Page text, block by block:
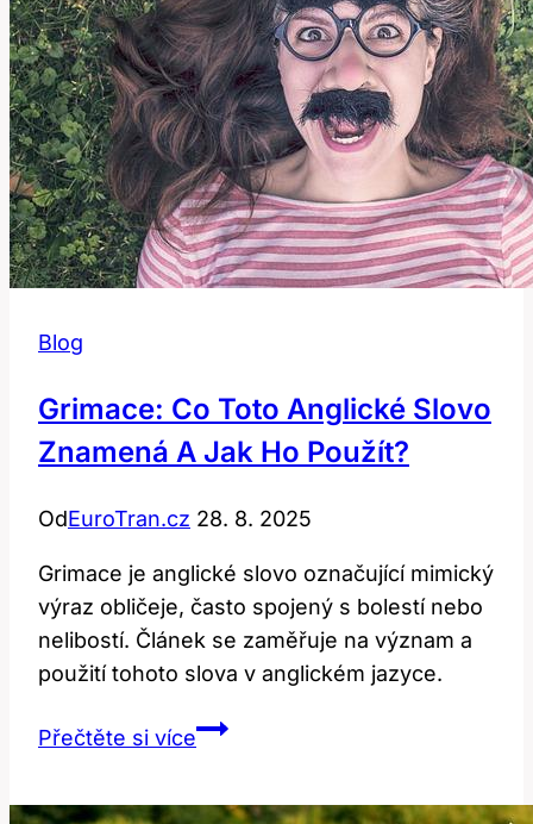
Blog
Grimace: Co Toto Anglické Slovo
Znamená A Jak Ho Použít?
OdEuroTran.cz 28. 8. 2025
Grimace je anglické slovo označující mimický
výraz obličeje, často spojený s bolestí nebo
nelibostí. Článek se zaměřuje na význam a
použití tohoto slova v anglickém jazyce.
Přečtěte si víceGrimace: